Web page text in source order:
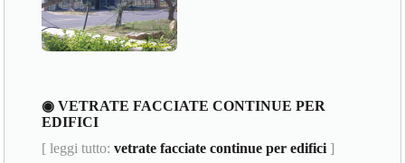
◉ VETRATE FACCIATE CONTINUE PER
EDIFICI
[ leggi tutto:vetrate facciate continue per edifici ]